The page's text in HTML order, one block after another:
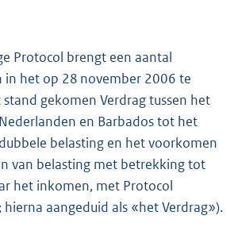
Protocol brengt een aantal
in het op 28 november 2006 te
gekomen Verdrag tussen het
en Barbados tot het
belasting en het voorkomen
van belasting met betrekking tot
het inkomen, met Protocol
; hierna aangeduid als «het Verdrag»).